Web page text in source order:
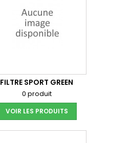
FILTRE SPORT GREEN
0 produit
VOIR LES PRODUITS